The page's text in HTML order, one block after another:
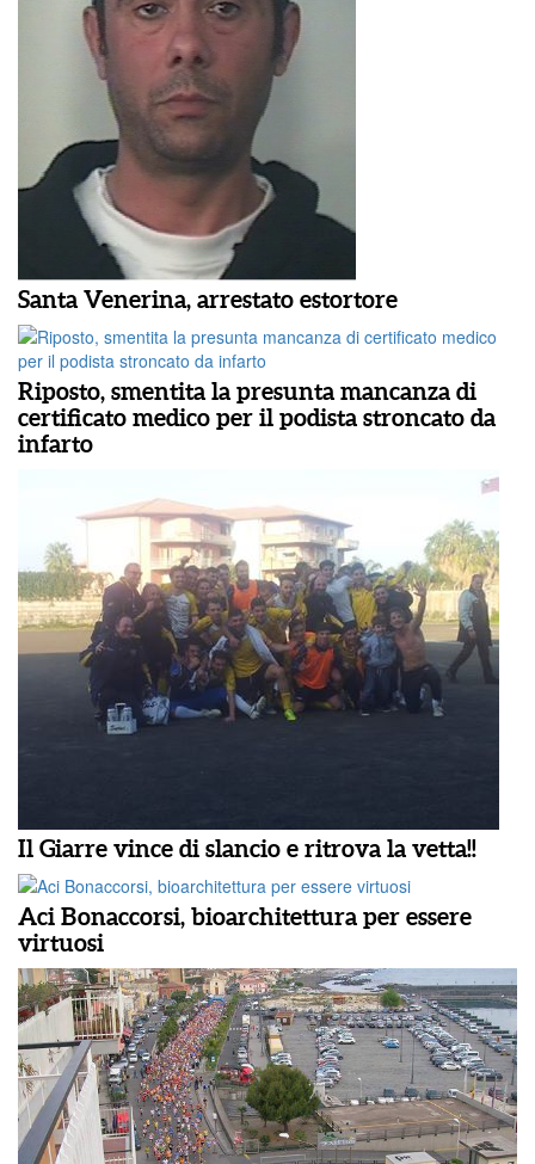
Santa Venerina, arrestato estortore
Riposto, smentita la presunta mancanza di
certificato medico per il podista stroncato da
infarto
Il Giarre vince di slancio e ritrova la vetta!!
Aci Bonaccorsi, bioarchitettura per essere
virtuosi